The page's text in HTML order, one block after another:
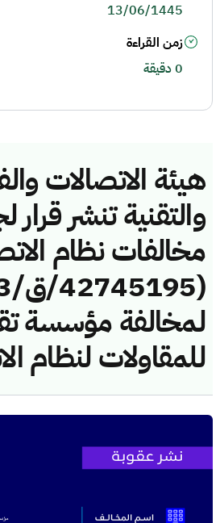
هيئة الاتصالات
والتقنية تنشر قرار
مخالفات نظام
لمخالفة مؤسسة
للمقاولات لنظام
13/06/1445
زمن القراءة
0 دقيقة